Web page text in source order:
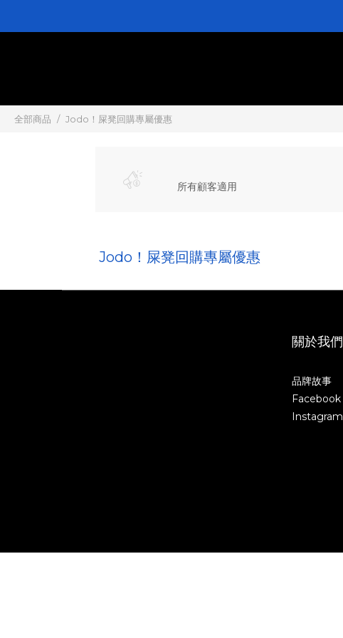
全部商品 Jodo！屎凳回購專屬優惠
所有顧客適用
Jodo！屎凳回購專屬優惠
關於我們
品牌故事
Facebook
Instagram